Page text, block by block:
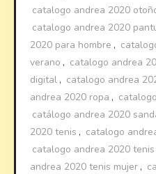
catalogo andrea 2020
catalogo andrea 2020
2020 para hombre ,
verano , catalogo andrea
digital , catalogo andrea
andrea 2020 ropa ,
catálogo andrea 2020
2020 tenis , catalogo
catalogo andrea 2020
andrea 2020 tenis mujer ,